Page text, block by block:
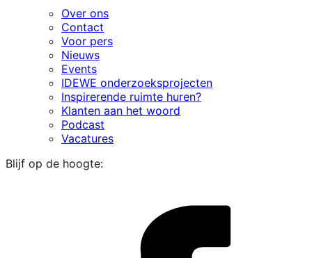
Over ons
Contact
Voor pers
Nieuws
Events
IDEWE onderzoeksprojecten
Inspirerende ruimte huren?
Klanten aan het woord
Podcast
Vacatures
Blijf op de hoogte: